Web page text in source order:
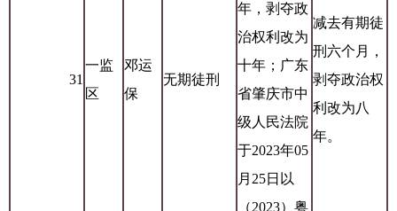
31
一监
区
邓运
保
无期徒刑
年，剥夺政
治权利改为
十年；广东
省肇庆市中
级人民法院
于2023年05
月25日以
（2023）粤
减去有期徒
刑六个月，
剥夺政治权
利改为八
年。